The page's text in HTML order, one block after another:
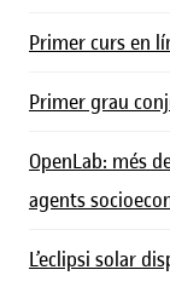
Primer curs en
Primer grau
OpenLab: més
agents
L’eclipsi solar